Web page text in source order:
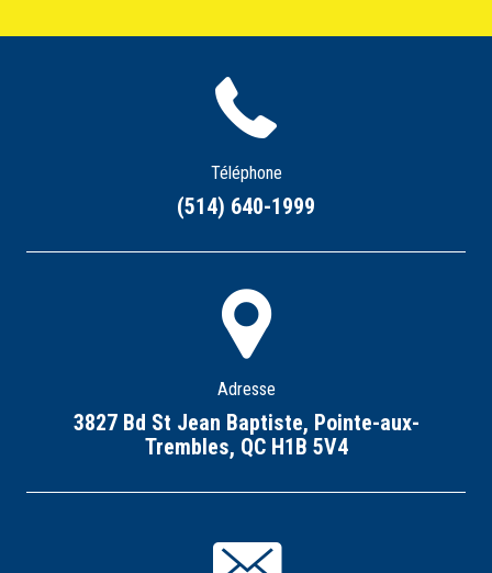
Téléphone
(514) 640-1999
Adresse
3827 Bd St Jean Baptiste, Pointe-aux-
Trembles, QC H1B 5V4